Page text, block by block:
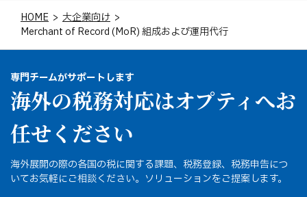
HOME > 大企業向け >
Merchant of Record (MoR) 組成および運用代行
専門チームがサポートします
海外の税務対応はオプティへお
任せください
海外展開の際の各国の税に関する課題、税務登録、税務申告につ
いてお気軽にご相談ください。ソリューションをご提案します。